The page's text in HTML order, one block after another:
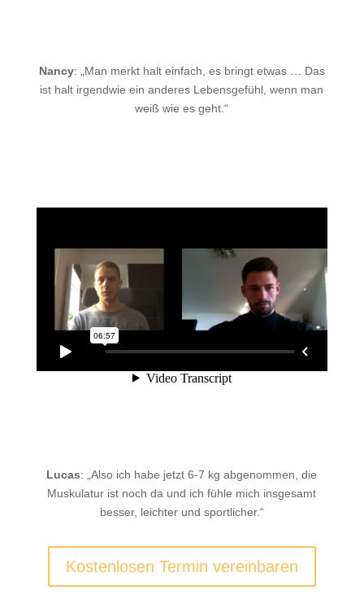
Nancy:
„Man merkt halt einfach, es bringt etwas … Das
ist halt irgendwie ein anderes Lebensgefühl, wenn man
weiß wie es geht.“
Lucas:
„Also ich habe jetzt 6-7 kg abgenommen, die
Muskulatur ist noch da und ich fühle mich insgesamt
besser, leichter und sportlicher.“
Kostenlosen Termin vereinbaren